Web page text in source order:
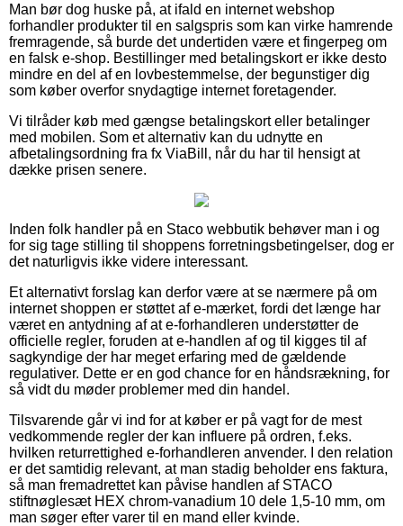
Man bør dog huske på, at ifald en internet webshop
forhandler produkter til en salgspris som kan virke hamrende
fremragende, så burde det undertiden være et fingerpeg om
en falsk e-shop. Bestillinger med betalingskort er ikke desto
mindre en del af en lovbestemmelse, der begunstiger dig
som køber overfor snydagtige internet foretagender.
Vi tilråder køb med gængse betalingskort eller betalinger
med mobilen. Som et alternativ kan du udnytte en
afbetalingsordning fra fx ViaBill, når du har til hensigt at
dække prisen senere.
Inden folk handler på en Staco webbutik behøver man i og
for sig tage stilling til shoppens forretningsbetingelser, dog er
det naturligvis ikke videre interessant.
Et alternativt forslag kan derfor være at se nærmere på om
internet shoppen er støttet af e-mærket, fordi det længe har
været en antydning af at e-forhandleren understøtter de
officielle regler, foruden at e-handlen af og til kigges til af
sagkyndige der har meget erfaring med de gældende
regulativer. Dette er en god chance for en håndsrækning, for
så vidt du møder problemer med din handel.
Tilsvarende går vi ind for at køber er på vagt for de mest
vedkommende regler der kan influere på ordren, f.eks.
hvilken returrettighed e-forhandleren anvender. I den relation
er det samtidig relevant, at man stadig beholder ens faktura,
så man fremadrettet kan påvise handlen af STACO
stiftnøglesæt HEX chrom-vanadium 10 dele 1,5-10 mm, om
man søger efter varer til en mand eller kvinde.